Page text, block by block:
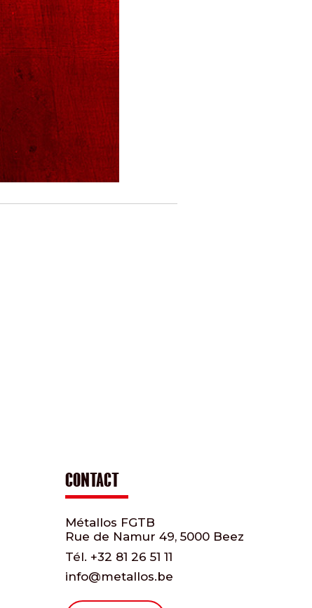
CONTACT
Métallos FGTB
Rue de Namur 49, 5000 Beez
Tél. +32 81 26 51 11
info@metallos.be